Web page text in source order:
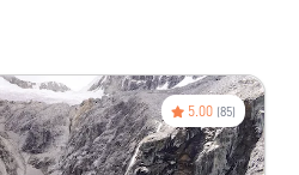
5.00 (85)